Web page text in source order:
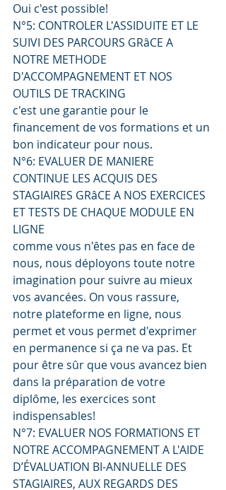
Oui c'est possible!
N°5: CONTROLER L'ASSIDUITE ET LE
SUIVI DES PARCOURS GRâCE A
NOTRE METHODE
D'ACCOMPAGNEMENT ET NOS
OUTILS DE TRACKING
c'est une garantie pour le
financement de vos formations et un
bon indicateur pour nous.
N°6: EVALUER DE MANIERE
CONTINUE LES ACQUIS DES
STAGIAIRES GRâCE A NOS EXERCICES
ET TESTS DE CHAQUE MODULE EN
LIGNE
comme vous n'êtes pas en face de
nous, nous déployons toute notre
imagination pour suivre au mieux
vos avancées. On vous rassure,
notre plateforme en ligne, nous
permet et vous permet d'exprimer
en permanence si ça ne va pas. Et
pour être sûr que vous avancez bien
dans la préparation de votre
diplôme, les exercices sont
indispensables!
N°7: EVALUER NOS FORMATIONS ET
NOTRE ACCOMPAGNEMENT A L'AIDE
D’ÉVALUATION BI-ANNUELLE DES
STAGIAIRES, AUX REGARDS DES